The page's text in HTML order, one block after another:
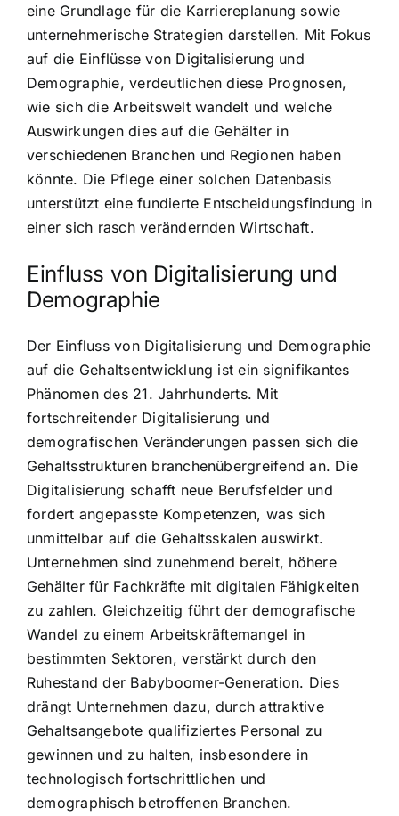
eine Grundlage für die Karriereplanung sowie
unternehmerische Strategien darstellen. Mit Fokus
auf die Einflüsse von Digitalisierung und
Demographie, verdeutlichen diese Prognosen,
wie sich die Arbeitswelt wandelt und welche
Auswirkungen dies auf die Gehälter in
verschiedenen Branchen und Regionen haben
könnte. Die Pflege einer solchen Datenbasis
unterstützt eine fundierte Entscheidungsfindung in
einer sich rasch verändernden Wirtschaft.
Einfluss von Digitalisierung und
Demographie
Der Einfluss von Digitalisierung und Demographie
auf die Gehaltsentwicklung ist ein signifikantes
Phänomen des 21. Jahrhunderts. Mit
fortschreitender Digitalisierung und
demografischen Veränderungen passen sich die
Gehaltsstrukturen branchenübergreifend an. Die
Digitalisierung schafft neue Berufsfelder und
fordert angepasste Kompetenzen, was sich
unmittelbar auf die Gehaltsskalen auswirkt.
Unternehmen sind zunehmend bereit, höhere
Gehälter für Fachkräfte mit digitalen Fähigkeiten
zu zahlen. Gleichzeitig führt der demografische
Wandel zu einem Arbeitskräftemangel in
bestimmten Sektoren, verstärkt durch den
Ruhestand der Babyboomer-Generation. Dies
drängt Unternehmen dazu, durch attraktive
Gehaltsangebote qualifiziertes Personal zu
gewinnen und zu halten, insbesondere in
technologisch fortschrittlichen und
demographisch betroffenen Branchen.